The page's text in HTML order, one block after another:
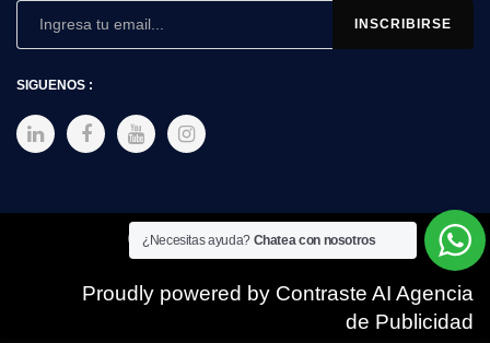
SIGUENOS :
Copyright © 2025 SIMEX
Proudly powered by Contraste AI Agencia
de Publicidad
¿Necesitas ayuda? Chatea con nosotros